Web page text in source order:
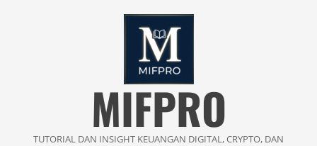
MIFPRO
TUTORIAL DAN INSIGHT KEUANGAN DIGITAL, CRYPTO, DAN